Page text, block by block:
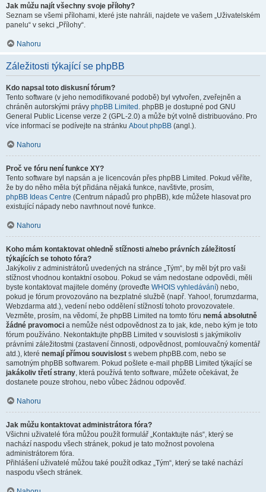
Jak můžu najít všechny svoje přílohy?
Seznam se všemi přílohami, které jste nahráli, najdete ve vašem „Uživatelském
panelu“ v sekci „Přílohy“.
Nahoru
Záležitosti týkající se phpBB
Kdo napsal toto diskusní fórum?
Tento software (v jeho nemodifikované podobě) byl vytvořen, zveřejněn a
chráněn autorskými právy phpBB Limited . phpBB je dostupné pod GNU
General Public License verze 2 (GPL-2.0) a může být volně distribuováno. Pro
více informací se podívejte na stránku About phpBB (angl.).
Nahoru
Proč ve fóru není funkce XY?
Tento software byl napsán a je licencován přes phpBB Limited. Pokud věříte,
že by do něho měla být přidána nějaká funkce, navštivte, prosím,
phpBB Ideas Centre (Centrum nápadů pro phpBB), kde můžete hlasovat pro
existující nápady nebo navrhnout nové funkce.
Nahoru
Koho mám kontaktovat ohledně stížnosti a/nebo právních záležitostí
týkajících se tohoto fóra?
Jakýkoliv z administrátorů uvedených na stránce „Tým“, by měl být pro vaši
stížnost vhodnou kontaktní osobou. Pokud se vám nedostane odpovědi, měli
byste kontaktovat majitele domény (proveďte WHOIS vyhledávání) nebo,
pokud je fórum provozováno na bezplatné službě (např. Yahoo!, forumzdarma,
Webzdarma atd.), vedení nebo oddělení stížností tohoto provozovatele.
Vezměte, prosím, na vědomí, že phpBB Limited na tomto fóru nemá absolutně
žádné pravomoci a nemůže nést odpovědnost za to jak, kde, nebo kým je toto
fórum používáno. Nekontaktujte phpBB Limited v souvislosti s jakýmikoliv
právními záležitostmi (zastavení činnosti, odpovědnost, pomlouvačný komentář
atd.), které nemají přímou souvislost s webem phpBB.com, nebo se
samotným phpBB softwarem. Pokud pošlete e-mail phpBB Limited týkající se
jakákoliv třetí strany, která používá tento software, můžete očekávat, že
dostanete pouze strohou, nebo vůbec žádnou odpověď.
Nahoru
Jak můžu kontaktovat administrátora fóra?
Všichni uživatelé fóra můžou použít formulář „Kontaktujte nás“, který se
nachází naspodu všech stránek, pokud je tato možnost povolena
administrátorem fóra.
Přihlášení uživatelé můžou také použít odkaz „Tým“, který se také nachází
naspodu všech stránek.